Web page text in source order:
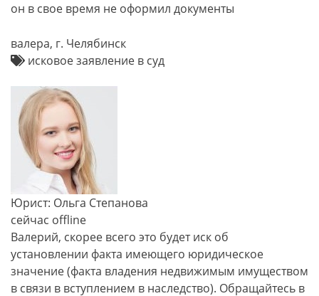
он в свое время не оформил документы
валера, г. Челябинск
исковое заявление в суд
Юрист: Ольга Степанова
сейчас offline
Валерий, скорее всего это будет иск об
установлении факта имеющего юридическое
значение (факта владения недвижимым имуществом
в связи в вступлением в наследство). Обращайтесь в